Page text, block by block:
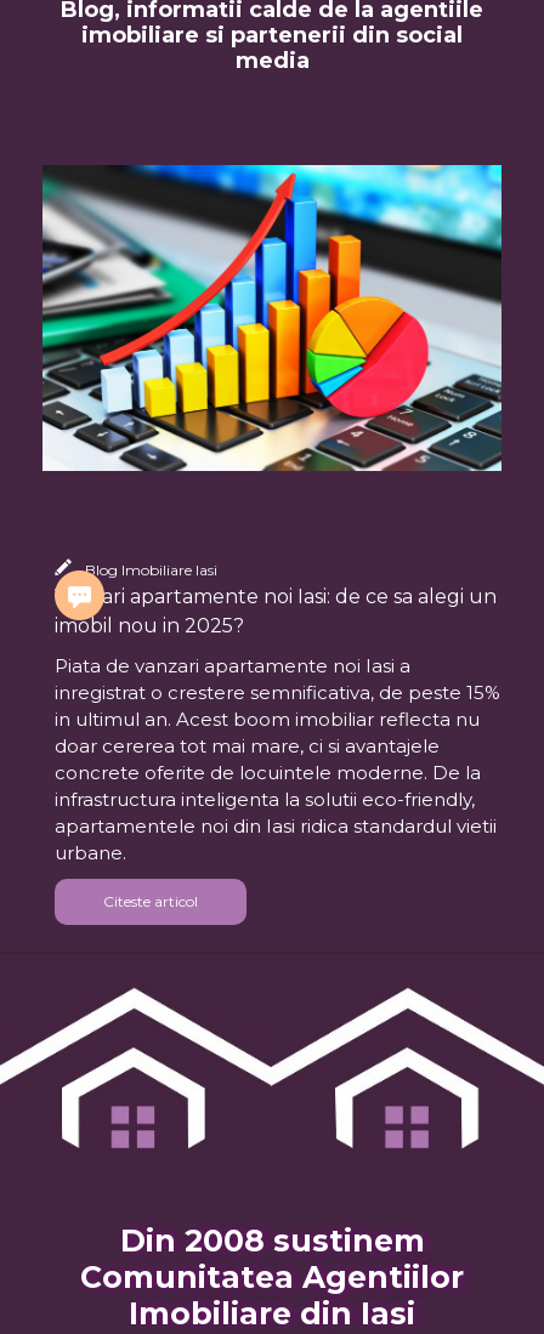
Blog, informatii calde de la agentiile
imobiliare si partenerii din social
media
Blog Imobiliare Iasi
Vanzari apartamente noi Iasi: de ce sa alegi un
imobil nou in 2025?
Piata de vanzari apartamente noi Iasi a
inregistrat o crestere semnificativa, de peste 15%
in ultimul an. Acest boom imobiliar reflecta nu
doar cererea tot mai mare, ci si avantajele
concrete oferite de locuintele moderne. De la
infrastructura inteligenta la solutii eco-friendly,
apartamentele noi din Iasi ridica standardul vietii
urbane.
Citeste articol
Din 2008 sustinem
Comunitatea Agentiilor
Imobiliare din Iasi